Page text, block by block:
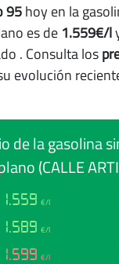
95hoy en la
es de 1.559€/l
. Consulta los
evolución
de la gasolina
(CALLE
1.559 €/l
1.589 €/l
1.599 €/l